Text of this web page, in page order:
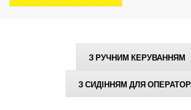
З РУЧНИМ КЕРУВАННЯМ
З СИДІННЯМ ДЛЯ